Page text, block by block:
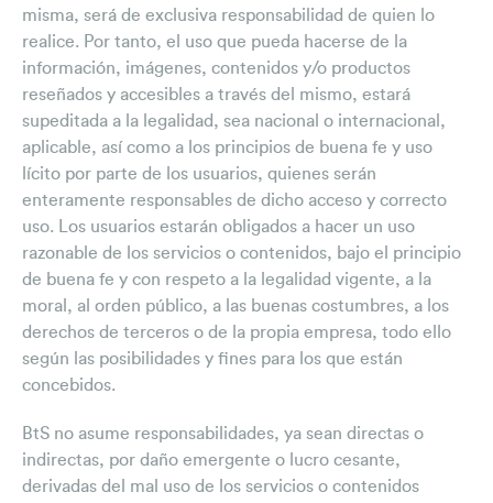
misma, será de exclusiva responsabilidad de quien lo
realice. Por tanto, el uso que pueda hacerse de la
información, imágenes, contenidos y/o productos
reseñados y accesibles a través del mismo, estará
supeditada a la legalidad, sea nacional o internacional,
aplicable, así como a los principios de buena fe y uso
lícito por parte de los usuarios, quienes serán
enteramente responsables de dicho acceso y correcto
uso. Los usuarios estarán obligados a hacer un uso
razonable de los servicios o contenidos, bajo el principio
de buena fe y con respeto a la legalidad vigente, a la
moral, al orden público, a las buenas costumbres, a los
derechos de terceros o de la propia empresa, todo ello
según las posibilidades y fines para los que están
concebidos.
BtS no asume responsabilidades, ya sean directas o
indirectas, por daño emergente o lucro cesante,
derivadas del mal uso de los servicios o contenidos